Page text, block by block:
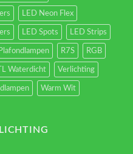
LED Neon Flex
LED Spots LED Strips
Plafondlampen R7S RGB
TL Waterdicht Verlichting
Warm Wit